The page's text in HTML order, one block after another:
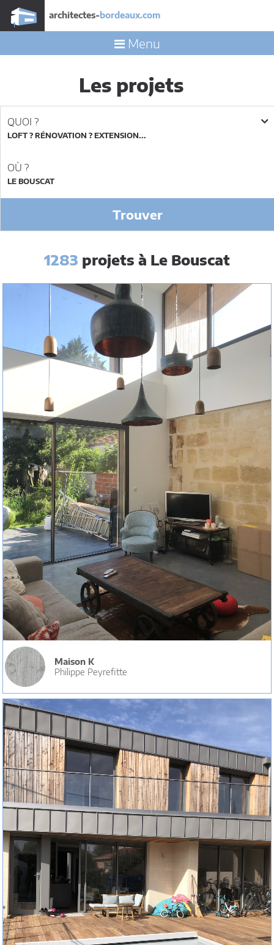
architectes- bordeaux.com
Menu
Les projets
QUOI ?
LOFT ? RÉNOVATION ? EXTENSION...
OÙ ?
Trouver
1283 projets à Le Bouscat
Maison K
Philippe Peyrefitte